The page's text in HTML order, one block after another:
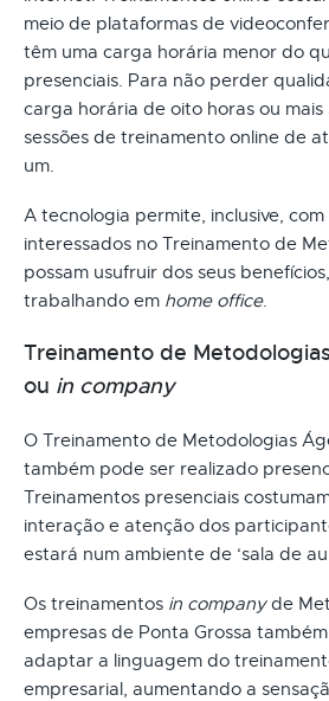
meio de plataformas de
têm uma carga horária menor do
presenciais. Para não perder
carga horária de oito horas ou mais
sessões de treinamento online de
um.
A tecnologia permite, inclusive,
interessados no Treinamento de
possam usufruir dos seus
trabalhando em home office.
Treinamento de
ou in company
O Treinamento de Metodologias
também pode ser realizado
Treinamentos presenciais
interação e atenção dos
estará num ambiente de ‘sala de
Os treinamentos in companyde
empresas de Ponta Grossa
adaptar a linguagem do
empresarial, aumentando a